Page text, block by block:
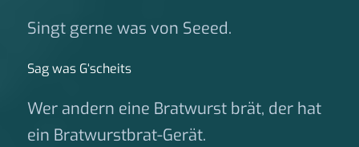
Singt gerne was von Seeed.
Sag was G‘scheits
Wer andern eine Bratwurst brät, der hat
ein Bratwurstbrat-Gerät.